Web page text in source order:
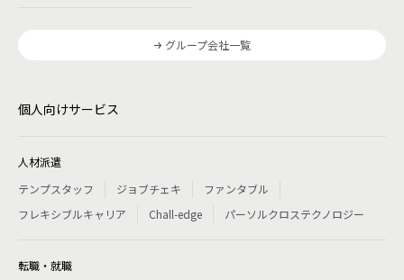
グループ会社一覧
個人向けサービス
人材派遣
テンプスタッフ
ジョブチェキ
ファンタブル
フレキシブルキャリア
Chall-edge パーソルクロステクノロジー
転職・就職